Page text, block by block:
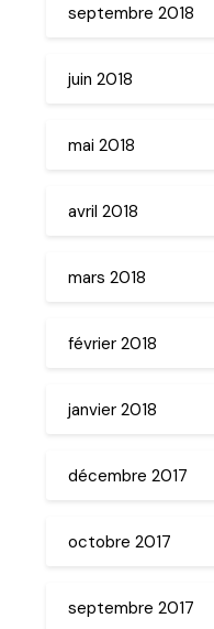
septembre 2018
juin 2018
mai 2018
avril 2018
mars 2018
février 2018
janvier 2018
décembre 2017
octobre 2017
septembre 2017